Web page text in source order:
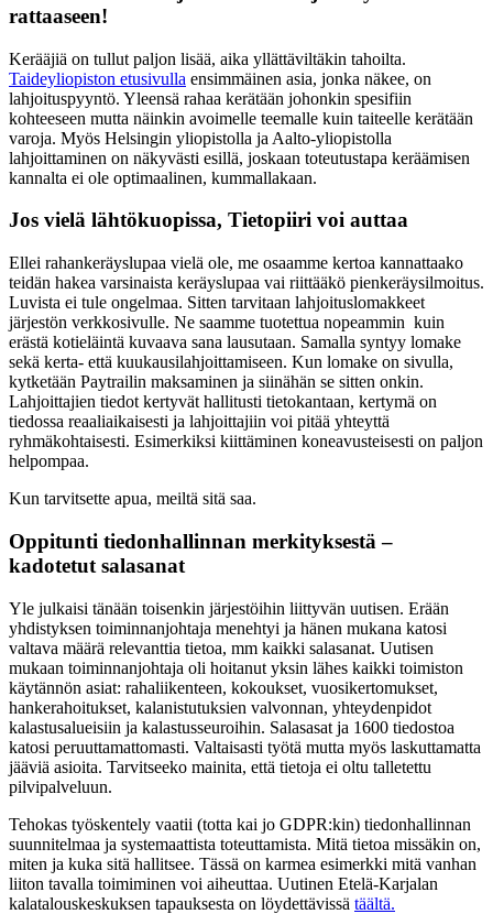
rattaaseen!
Kerääjiä on tullut paljon lisää, aika yllättäviltäkin tahoilta.
Taideyliopiston etusivulla ensimmäinen asia, jonka näkee, on
lahjoituspyyntö. Yleensä rahaa kerätään johonkin spesifiin
kohteeseen mutta näinkin avoimelle teemalle kuin taiteelle kerätään
varoja. Myös Helsingin yliopistolla ja Aalto-yliopistolla
lahjoittaminen on näkyvästi esillä, joskaan toteutustapa keräämisen
kannalta ei ole optimaalinen, kummallakaan.
Jos vielä lähtökuopissa, Tietopiiri voi auttaa
Ellei rahankeräyslupaa vielä ole, me osaamme kertoa kannattaako
teidän hakea varsinaista keräyslupaa vai riittääkö pienkeräysilmoitus.
Luvista ei tule ongelmaa. Sitten tarvitaan lahjoituslomakkeet
järjestön verkkosivulle. Ne saamme tuotettua nopeammin kuin
erästä kotieläintä kuvaava sana lausutaan. Samalla syntyy lomake
sekä kerta- että kuukausilahjoittamiseen. Kun lomake on sivulla,
kytketään Paytrailin maksaminen ja siinähän se sitten onkin.
Lahjoittajien tiedot kertyvät hallitusti tietokantaan, kertymä on
tiedossa reaaliaikaisesti ja lahjoittajiin voi pitää yhteyttä
ryhmäkohtaisesti. Esimerkiksi kiittäminen koneavusteisesti on paljon
helpompaa.
Kun tarvitsette apua, meiltä sitä saa.
Oppitunti tiedonhallinnan merkityksestä –
kadotetut salasanat
Yle julkaisi tänään toisenkin järjestöihin liittyvän uutisen. Erään
yhdistyksen toiminnanjohtaja menehtyi ja hänen mukana katosi
valtava määrä relevanttia tietoa, mm kaikki salasanat. Uutisen
mukaan toiminnanjohtaja oli hoitanut yksin lähes kaikki toimiston
käytännön asiat: rahaliikenteen, kokoukset, vuosikertomukset,
hankerahoitukset, kalanistutuksien valvonnan, yhteydenpidot
kalastusalueisiin ja kalastusseuroihin. Salasasat ja 1600 tiedostoa
katosi peruuttamattomasti. Valtaisasti työtä mutta myös laskuttamatta
jääviä asioita. Tarvitseeko mainita, että tietoja ei oltu talletettu
pilvipalveluun.
Tehokas työskentely vaatii (totta kai jo GDPR:kin) tiedonhallinnan
suunnitelmaa ja systemaattista toteuttamista. Mitä tietoa missäkin on,
miten ja kuka sitä hallitsee. Tässä on karmea esimerkki mitä vanhan
liiton tavalla toimiminen voi aiheuttaa. Uutinen Etelä-Karjalan
kalatalouskeskuksen tapauksesta on löydettävissä täältä.